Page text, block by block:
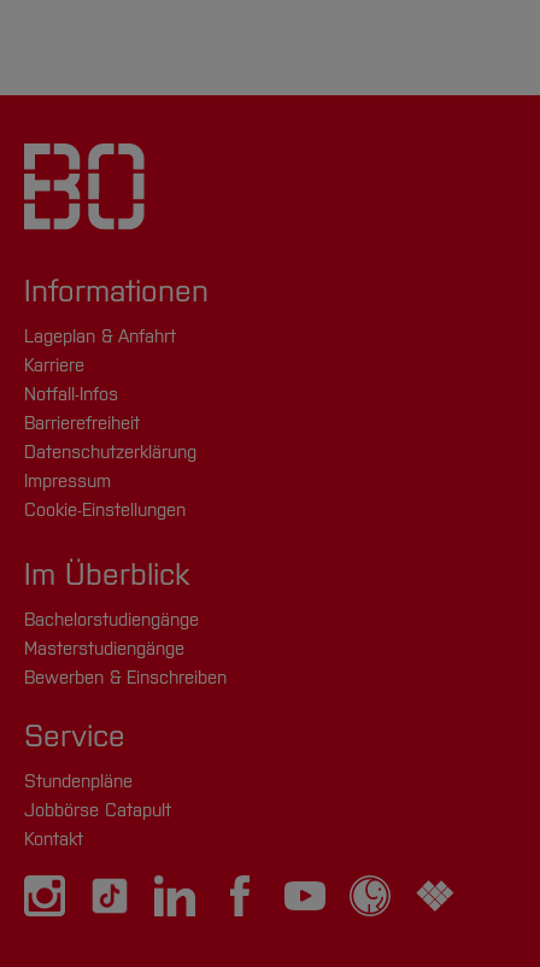
Informationen
Lageplan & Anfahrt
Karriere
Notfall-Infos
Barrierefreiheit
Datenschutzerklärung
Impressum
Cookie-Einstellungen
Im Überblick
Bachelorstudiengänge
Masterstudiengänge
Bewerben & Einschreiben
Service
Stundenpläne
Jobbörse Catapult
Kontakt